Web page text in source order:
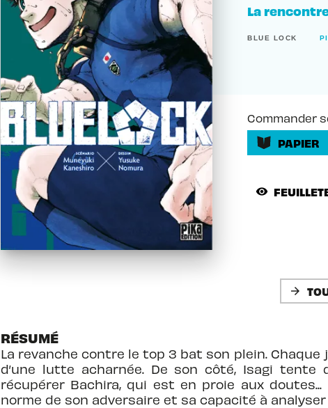
La
BLUE LOCK
Commander
PAPIER
visibility
arrow_forward
RÉSUMÉ
La revanche contre le top 3 bat son plein.
d’une lutte acharnée. De son côté, Isagi
récupérer Bachira, qui est en proie aux
norme de son adversaire et sa capacité à